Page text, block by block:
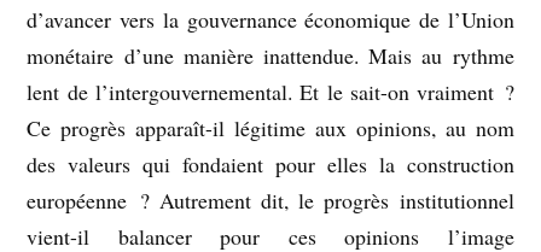
d’avancer vers la gouvernance économique de l’Union
monétaire d’une manière inattendue. Mais au rythme
lent de l’intergouvernemental. Et le sait-on vraiment ?
Ce progrès apparaît-il légitime aux opinions, au nom
des valeurs qui fondaient pour elles la construction
européenne ? Autrement dit, le progrès institutionnel
vient-il balancer pour ces opinions l’image